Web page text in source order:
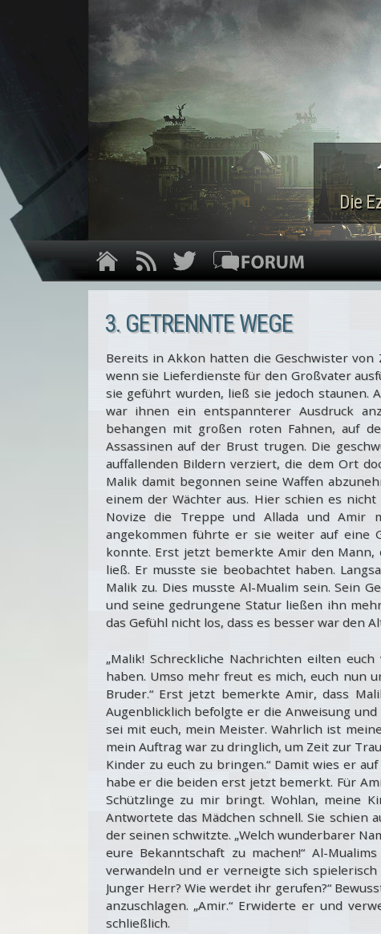
Die
3. GETRENNTE WEGE
Bereits in Akkon hatten die Geschwister
wenn sie Lieferdienste für den Großvater
sie geführt wurden, ließ sie jedoch staunen.
war ihnen ein entspannterer Ausdruck
behangen mit großen roten Fahnen, auf
Assassinen auf der Brust trugen. Die
auffallenden Bildern verziert, die dem Ort
Malik damit begonnen seine Waffen
einem der Wächter aus. Hier schien es
Novize die Treppe und Allada und Amir
angekommen führte er sie weiter auf eine
konnte. Erst jetzt bemerkte Amir den
ließ. Er musste sie beobachtet haben.
Malik zu. Dies musste Al-Mualim sein. Sein
und seine gedrungene Statur ließen ihn
das Gefühl nicht los, dass es besser war den
„Malik! Schreckliche Nachrichten eilten
haben. Umso mehr freut es mich, euch nun
Bruder.“ Erst jetzt bemerkte Amir, dass
Augenblicklich befolgte er die Anweisung
sei mit euch, mein Meister. Wahrlich ist
mein Auftrag war zu dringlich, um Zeit zur
Kinder zu euch zu bringen.“ Damit wies er
habe er die beiden erst jetzt bemerkt. Für
Schützlinge zu mir bringt. Wohlan, meine
Antwortete das Mädchen schnell. Sie
der seinen schwitzte. „Welch wunderbarer
eure Bekanntschaft zu machen!“ Al-
verwandeln und er verneigte sich
Junger Herr? Wie werdet ihr gerufen?“
anzuschlagen. „Amir.“ Erwiderte er und
schließlich.